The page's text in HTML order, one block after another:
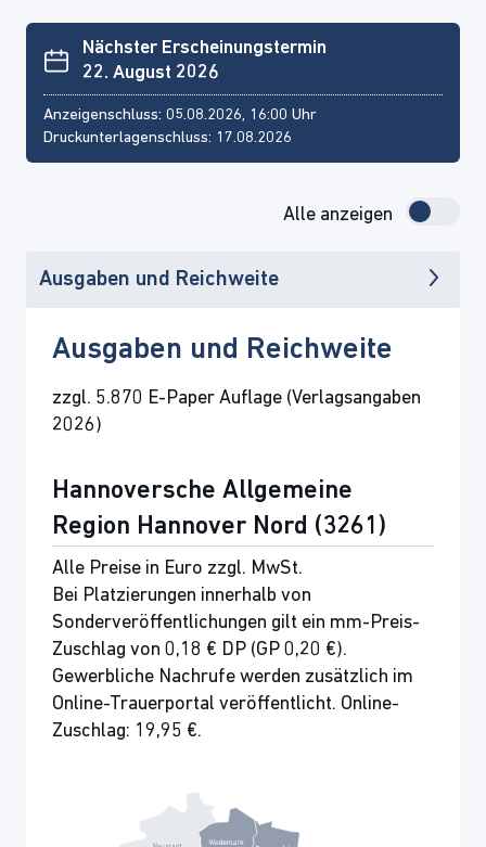
Nächster Erscheinungstermin
22. August 2026
Anzeigenschluss: 05.08.2026, 16:00 Uhr
Druckunterlagenschluss: 17.08.2026
Alle anzeigen
Ausgaben und Reichweite
Ausgaben und Reichweite
zzgl. 5.870 E-Paper Auflage (Verlagsangaben
2026)
Hannoversche Allgemeine
Region Hannover Nord (3261)
Alle Preise in Euro zzgl. MwSt.
Bei Platzierungen innerhalb von
Sonderveröffentlichungen gilt ein mm-Preis-
Zuschlag von 0,18 € DP (GP 0,20 €).
Gewerbliche Nachrufe werden zusätzlich im
Online-Trauerportal veröffentlicht. Online-
Zuschlag: 19,95 €.